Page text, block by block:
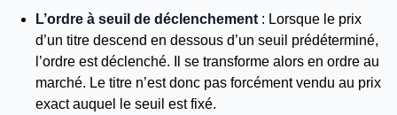
L’ordre à seuil de déclenchement : Lorsque le prix
d’un titre descend en dessous d’un seuil prédéterminé,
l’ordre est déclenché. Il se transforme alors en ordre au
marché. Le titre n’est donc pas forcément vendu au prix
exact auquel le seuil est fixé.